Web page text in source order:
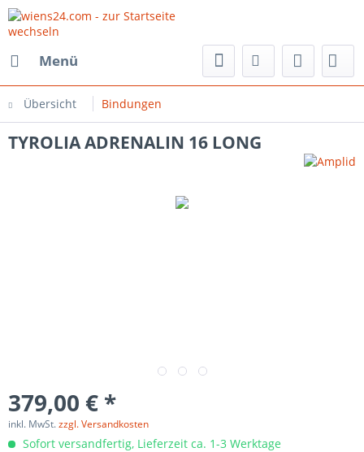
Menü
Übersicht Bindungen
TYROLIA ADRENALIN 16 LONG
379,00 € *
inkl. MwSt.zzgl. Versandkosten
Sofort versandfertig, Lieferzeit ca. 1-3 Werktage